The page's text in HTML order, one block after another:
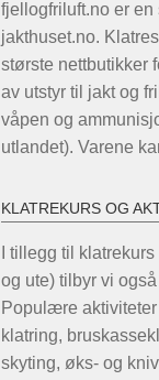
fjellogfriluft.no er
jakthuset.no.
største nettbutikker
av utstyr til jakt og
våpen og
utlandet). Varene
KLATREKURS OG
I tillegg til
og ute) tilbyr vi
Populære
klatring,
skyting, øks- og